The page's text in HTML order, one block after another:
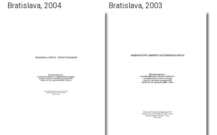
Bratislava, 2004 Bratislava, 2003